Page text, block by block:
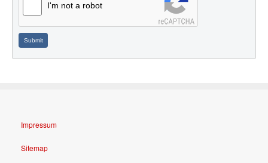
I'm not a robot
Submit
Impressum
Sitemap